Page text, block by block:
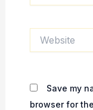
Save my
browser for